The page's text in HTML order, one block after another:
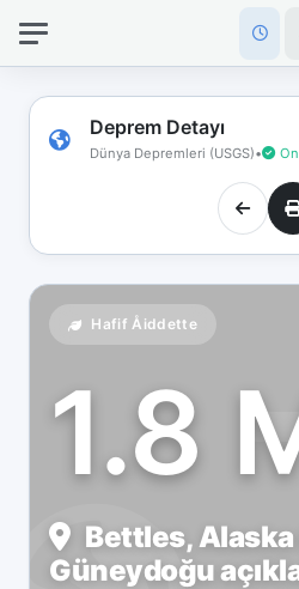
Deprem Detayı
Dünya Depremleri (USGS)•
Hafif Åiddette
1.8
Bettles,
Güneydoğu
bağlantınız
koptu!
Çevrimdışı
moddasınız.